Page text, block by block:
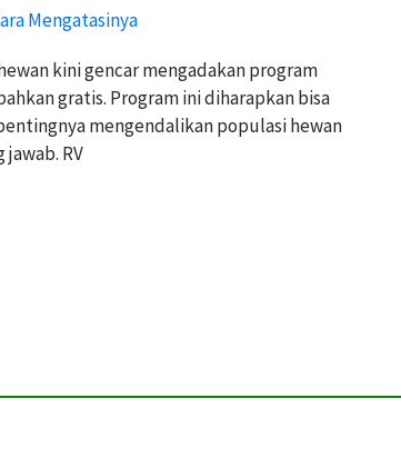
Mengatasinya
kini gencar mengadakan program
gratis. Program ini diharapkan bisa
mengendalikan populasi hewan
RV